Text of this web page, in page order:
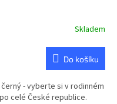
Skladem
Do košíku
- vyberte si v rodinném
celé České republice.